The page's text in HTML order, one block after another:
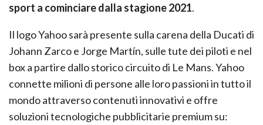
sport a cominciare dalla stagione 2021.
Il logo Yahoo sarà presente sulla carena della Ducati di
Johann Zarco e Jorge Martín, sulle tute dei piloti e nel
box a partire dallo storico circuito di Le Mans. Yahoo
connette milioni di persone alle loro passioni in tutto il
mondo attraverso contenuti innovativi e offre
soluzioni tecnologiche pubblicitarie premium su: